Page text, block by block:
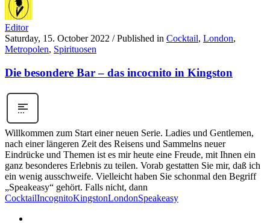
Editor
Saturday, 15. October 2022 / Published in Cocktail, London,
Metropolen, Spirituosen
Die besondere Bar – das incocnito in Kingston
Willkommen zum Start einer neuen Serie. Ladies und Gentlemen,
nach einer längeren Zeit des Reisens und Sammelns neuer
Eindrücke und Themen ist es mir heute eine Freude, mit Ihnen ein
ganz besonderes Erlebnis zu teilen. Vorab gestatten Sie mir, daß ich
ein wenig ausschweife. Vielleicht haben Sie schonmal den Begriff
„Speakeasy“ gehört. Falls nicht, dann
CocktailIncognitoKingstonLondonSpeakeasy